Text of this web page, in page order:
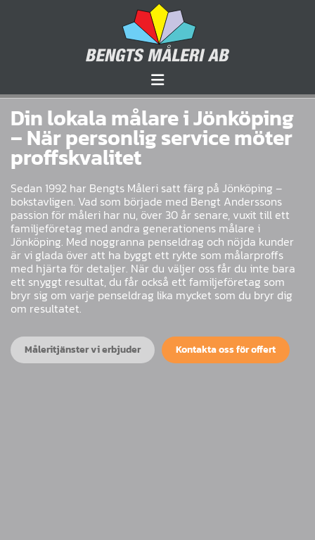
Din lokala målare i Jönköping
– När personlig service möter
proffskvalitet
Sedan 1992 har Bengts Måleri satt färg på Jönköping –
bokstavligen. Vad som började med Bengt Anderssons
passion för måleri har nu, över 30 år senare, vuxit till ett
familjeföretag med andra generationens målare i
Jönköping. Med noggranna penseldrag och nöjda kunder
är vi glada över att ha byggt ett rykte som målarproffs
med hjärta för detaljer. När du väljer oss får du inte bara
ett snyggt resultat, du får också ett familjeföretag som
bryr sig om varje penseldrag lika mycket som du bryr dig
om resultatet.
Måleritjänster vi erbjuder Kontakta oss för offert